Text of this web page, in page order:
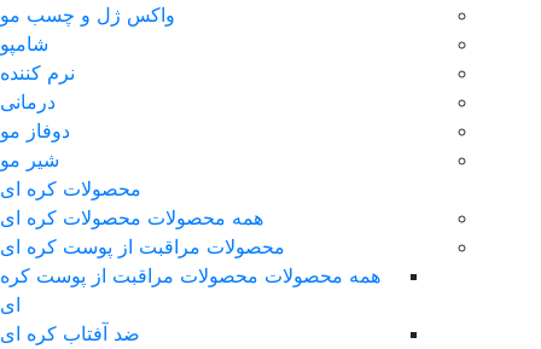
واکس ژل و چسب مو
شامپو
نرم کننده
درمانی
دوفاز مو
شیر مو
محصولات کره ای
همه محصولات محصولات کره ای
محصولات مراقبت از پوست کره ای
همه محصولات محصولات مراقبت از پوست کره
ای
ضد آفتاب کره ای